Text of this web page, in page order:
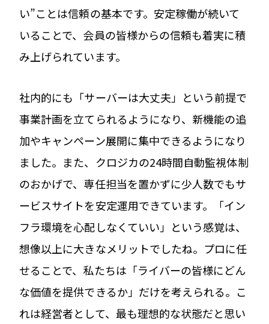
い”ことは信頼の基本です。安定稼働が続いて
いることで、会員の皆様からの信頼も着実に積
み上げられています。
社内的にも「サーバーは大丈夫」という前提で
事業計画を立てられるようになり、新機能の追
加やキャンペーン展開に集中できるようになり
ました。また、クロジカの24時間自動監視体制
のおかげで、専任担当を置かずに少人数でもサ
ービスサイトを安定運用できています。「イン
フラ環境を心配しなくていい」という感覚は、
想像以上に大きなメリットでしたね。プロに任
せることで、私たちは「ライバーの皆様にどん
な価値を提供できるか」だけを考えられる。こ
れは経営者として、最も理想的な状態だと思い